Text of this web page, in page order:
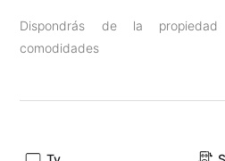
Dispondrás de la
comodidades